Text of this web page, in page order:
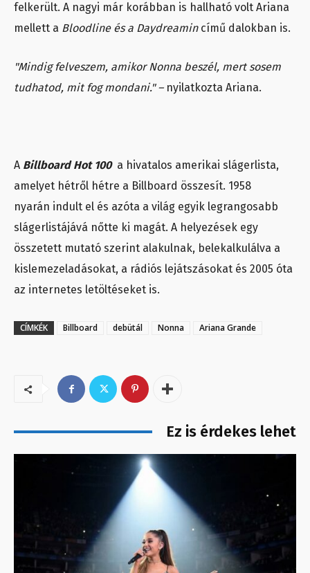
felkerült. A nagyi már korábban is hallható volt Ariana
mellett a Bloodline és a Daydreamincímű dalokban is.
"Mindig felveszem, amikor Nonna beszél, mert sosem
tudhatod, mit fog mondani." – nyilatkozta Ariana.
A Billboard Hot 100 a hivatalos amerikai slágerlista,
amelyet hétről hétre a Billboard összesít. 1958
nyarán indult el és azóta a világ egyik legrangosabb
slágerlistájává nőtte ki magát. A helyezések egy
összetett mutató szerint alakulnak, belekalkulálva a
kislemezeladásokat, a rádiós lejátszásokat és 2005 óta
az internetes letöltéseket is.
CÍMKÉK Billboard debütál Nonna Ariana Grande
Ez is érdekes lehet